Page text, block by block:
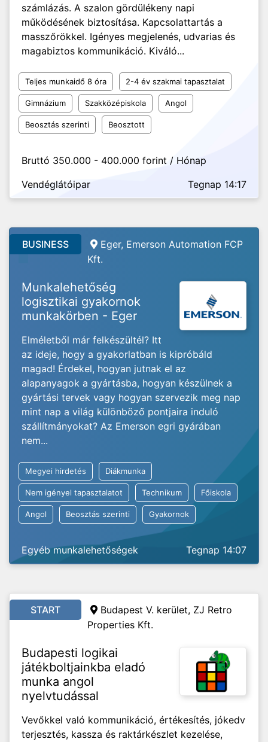
számlázás. A szalon gördülékeny napi
működésének biztosítása. Kapcsolattartás a
masszőrökkel. Igényes megjelenés, udvarias és
magabiztos kommunikáció. Kiváló...
Teljes munkaidő 8 óra 2-4 év szakmai tapasztalat
Gimnázium Szakközépiskola Angol
Beosztás szerinti Beosztott
Bruttó 350.000 - 400.000 forint / Hónap
Vendéglátóipar
Tegnap 14:17
BUSINESS
Eger, Emerson Automation FCP
Kft.
Munkalehetőség
logisztikai gyakornok
munkakörben - Eger
Elméletből már felkészültél? Itt
az ideje, hogy a gyakorlatban is kipróbáld
magad! Érdekel, hogyan jutnak el az
alapanyagok a gyártásba, hogyan készülnek a
gyártási tervek vagy hogyan szervezik meg nap
mint nap a világ különböző pontjaira induló
szállítmányokat? Az Emerson egri gyárában
nem...
Megyei hirdetés Diákmunka
Nem igényel tapasztalatot Technikum Főiskola
Angol Beosztás szerinti Gyakornok
Egyéb munkalehetőségek Tegnap 14:07
START
Budapest V. kerület, ZJ Retro
Properties Kft.
Budapesti logikai
játékboltjainkba eladó
munka angol
nyelvtudással
Vevőkkel való kommunikáció, értékesítés, jókedv
terjesztés, kassza és raktárkészlet kezelése,